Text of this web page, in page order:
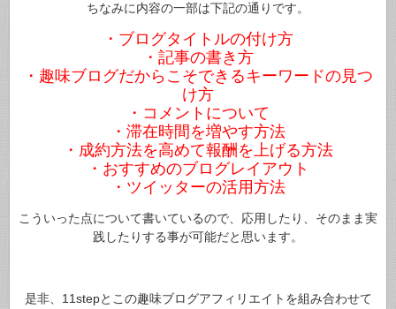
ちなみに内容の一部は下記の通りです。
・ブログタイトルの付け方
・記事の書き方
・趣味ブログだからこそできるキーワードの見つ
け方
・コメントについて
・滞在時間を増やす方法
・成約方法を高めて報酬を上げる方法
・おすすめのブログレイアウト
・ツイッターの活用方法
こういった点について書いているので、応用したり、そのまま実
践したりする事が可能だと思います。
是非、11stepとこの趣味ブログアフィリエイトを組み合わせて